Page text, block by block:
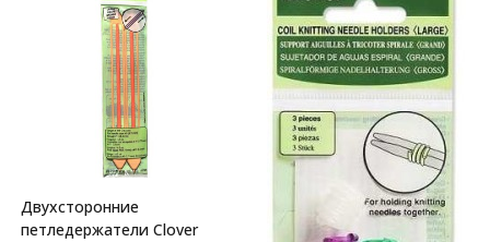
Двухсторонние
петледержатели Clover